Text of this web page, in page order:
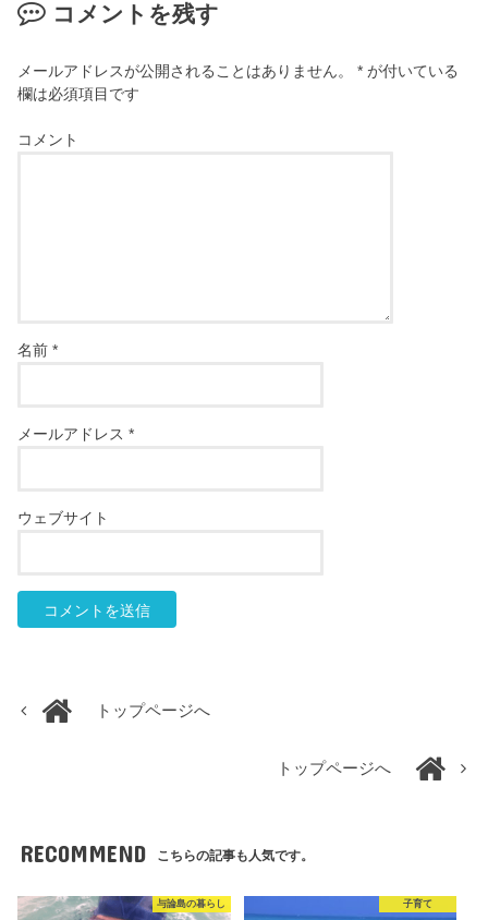
コメントを残す
メールアドレスが公開されることはありません。 * が付いている
欄は必須項目です
コメント
名前*
メールアドレス*
ウェブサイト
トップページへ
トップページへ
RECOMMEND こちらの記事も人気です。
与論島の暮らし 子育て